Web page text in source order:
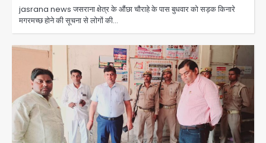
jasrana news जसराना क्षेत्र के औंछा चौराहे के पास बुधवार को सड़क किनारे
मगरमच्छ होने की सूचना से लोगों की…